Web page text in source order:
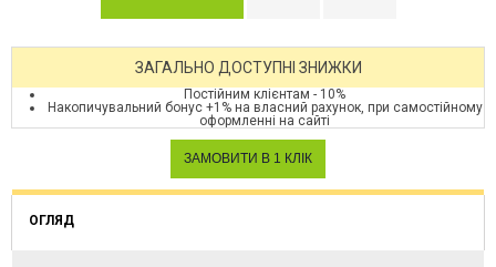
ЗАГАЛЬНО ДОСТУПНІ ЗНИЖКИ
Постійним клієнтам - 10%
Накопичувальний бонус +1% на власний рахунок, при самостійному
оформленні на сайті
ОГЛЯД